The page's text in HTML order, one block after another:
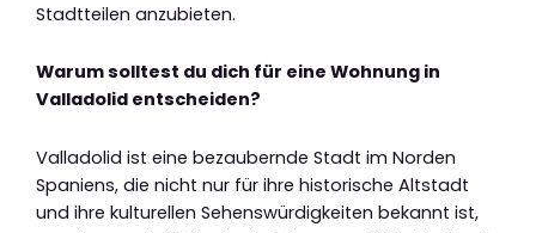
Stadtteilen anzubieten.
Warum solltest du dich für eine Wohnung in
Valladolid entscheiden?
Valladolid ist eine bezaubernde Stadt im Norden
Spaniens, die nicht nur für ihre historische Altstadt
und ihre kulturellen Sehenswürdigkeiten bekannt ist,